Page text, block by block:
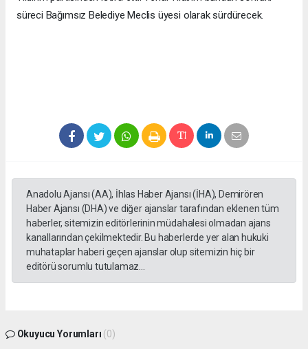
süreci Bağımsız Belediye Meclis üyesi olarak sürdürecek.
Anadolu Ajansı (AA), İhlas Haber Ajansı (İHA), Demirören
Haber Ajansı (DHA) ve diğer ajanslar tarafından eklenen tüm
haberler, sitemizin editörlerinin müdahalesi olmadan ajans
kanallarından çekilmektedir. Bu haberlerde yer alan hukuki
muhataplar haberi geçen ajanslar olup sitemizin hiç bir
editörü sorumlu tutulamaz...
Okuyucu Yorumları (0)